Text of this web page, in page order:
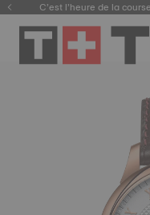
C’est l’heure de la